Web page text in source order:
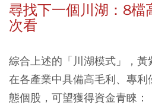
尋找下一個川湖：8檔
次看
綜合上述的「川湖模式」，
在各產業中具備高毛利、專
態個股，可望獲得資金青睞：